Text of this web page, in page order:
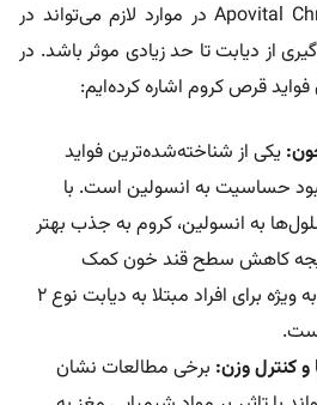
رو مصرف قرص Apovital Chrom 200 در موارد لازم می‌تواند در
از دیابت تا حد زیادی موثر باشد. در
قرص کروم اشاره کرده‌ایم:
یکی از شناخته‌شده‌ترین فواید
حساسیت به انسولین است. با
به انسولین، کروم به جذب بهتر
کاهش سطح قند خون کمک
می‌کند. این خاصیت به ویژه برای افراد مبتلا به دیابت نوع 2
و کنترل وزن: برخی مطالعات نشان